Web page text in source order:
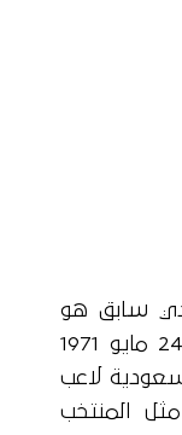
سابق هو
محمد صالح محيميد الخليوي مواليد 24 مايو 1971
لاعب
المنتخب